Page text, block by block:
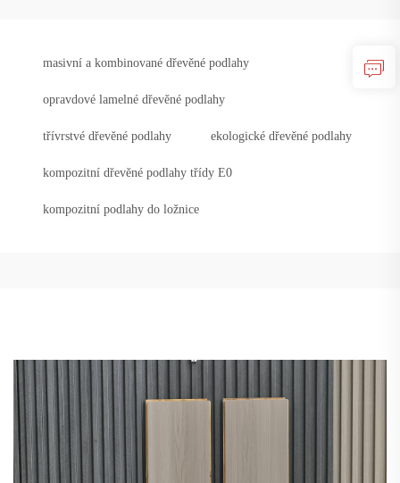
masivní a kombinované dřevěné podlahy
opravdové lamelné dřevěné podlahy
třívrstvé dřevěné podlahy ekologické dřevěné podlahy
kompozitní dřevěné podlahy třídy E0
kompozitní podlahy do ložnice